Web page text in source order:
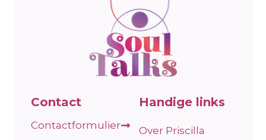
Contact
Contactformulier
Handige links
Over Priscilla